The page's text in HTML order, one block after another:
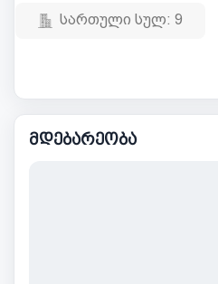
სართული სულ: 9
მდებარეობა